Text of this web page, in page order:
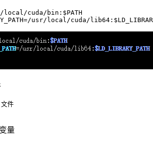
local /cuda/bin: $PATH
usr/local /cuda/lib64:
件
量